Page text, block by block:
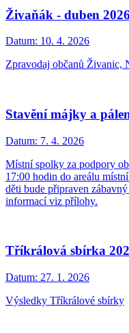
Živaňák - duben 2026
Datum: 10. 4. 2026
Zpravodaj občanů Živanic,
Stavění májky a
Datum: 7. 4. 2026
Místní spolky za podpory
17:00 hodin do areálu
děti bude připraven
informací viz přílohy.
Tříkrálová sbírka
Datum: 27. 1. 2026
Výsledky Tříkrálové sbírky